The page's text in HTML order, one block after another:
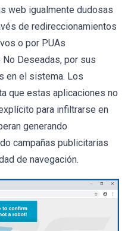
web igualmente dudosas
de redireccionamientos
o por PUAs
Deseadas, por sus
en el sistema. Los
que estas aplicaciones no
para infiltrarse en
generando
campañas publicitarias
de navegación.